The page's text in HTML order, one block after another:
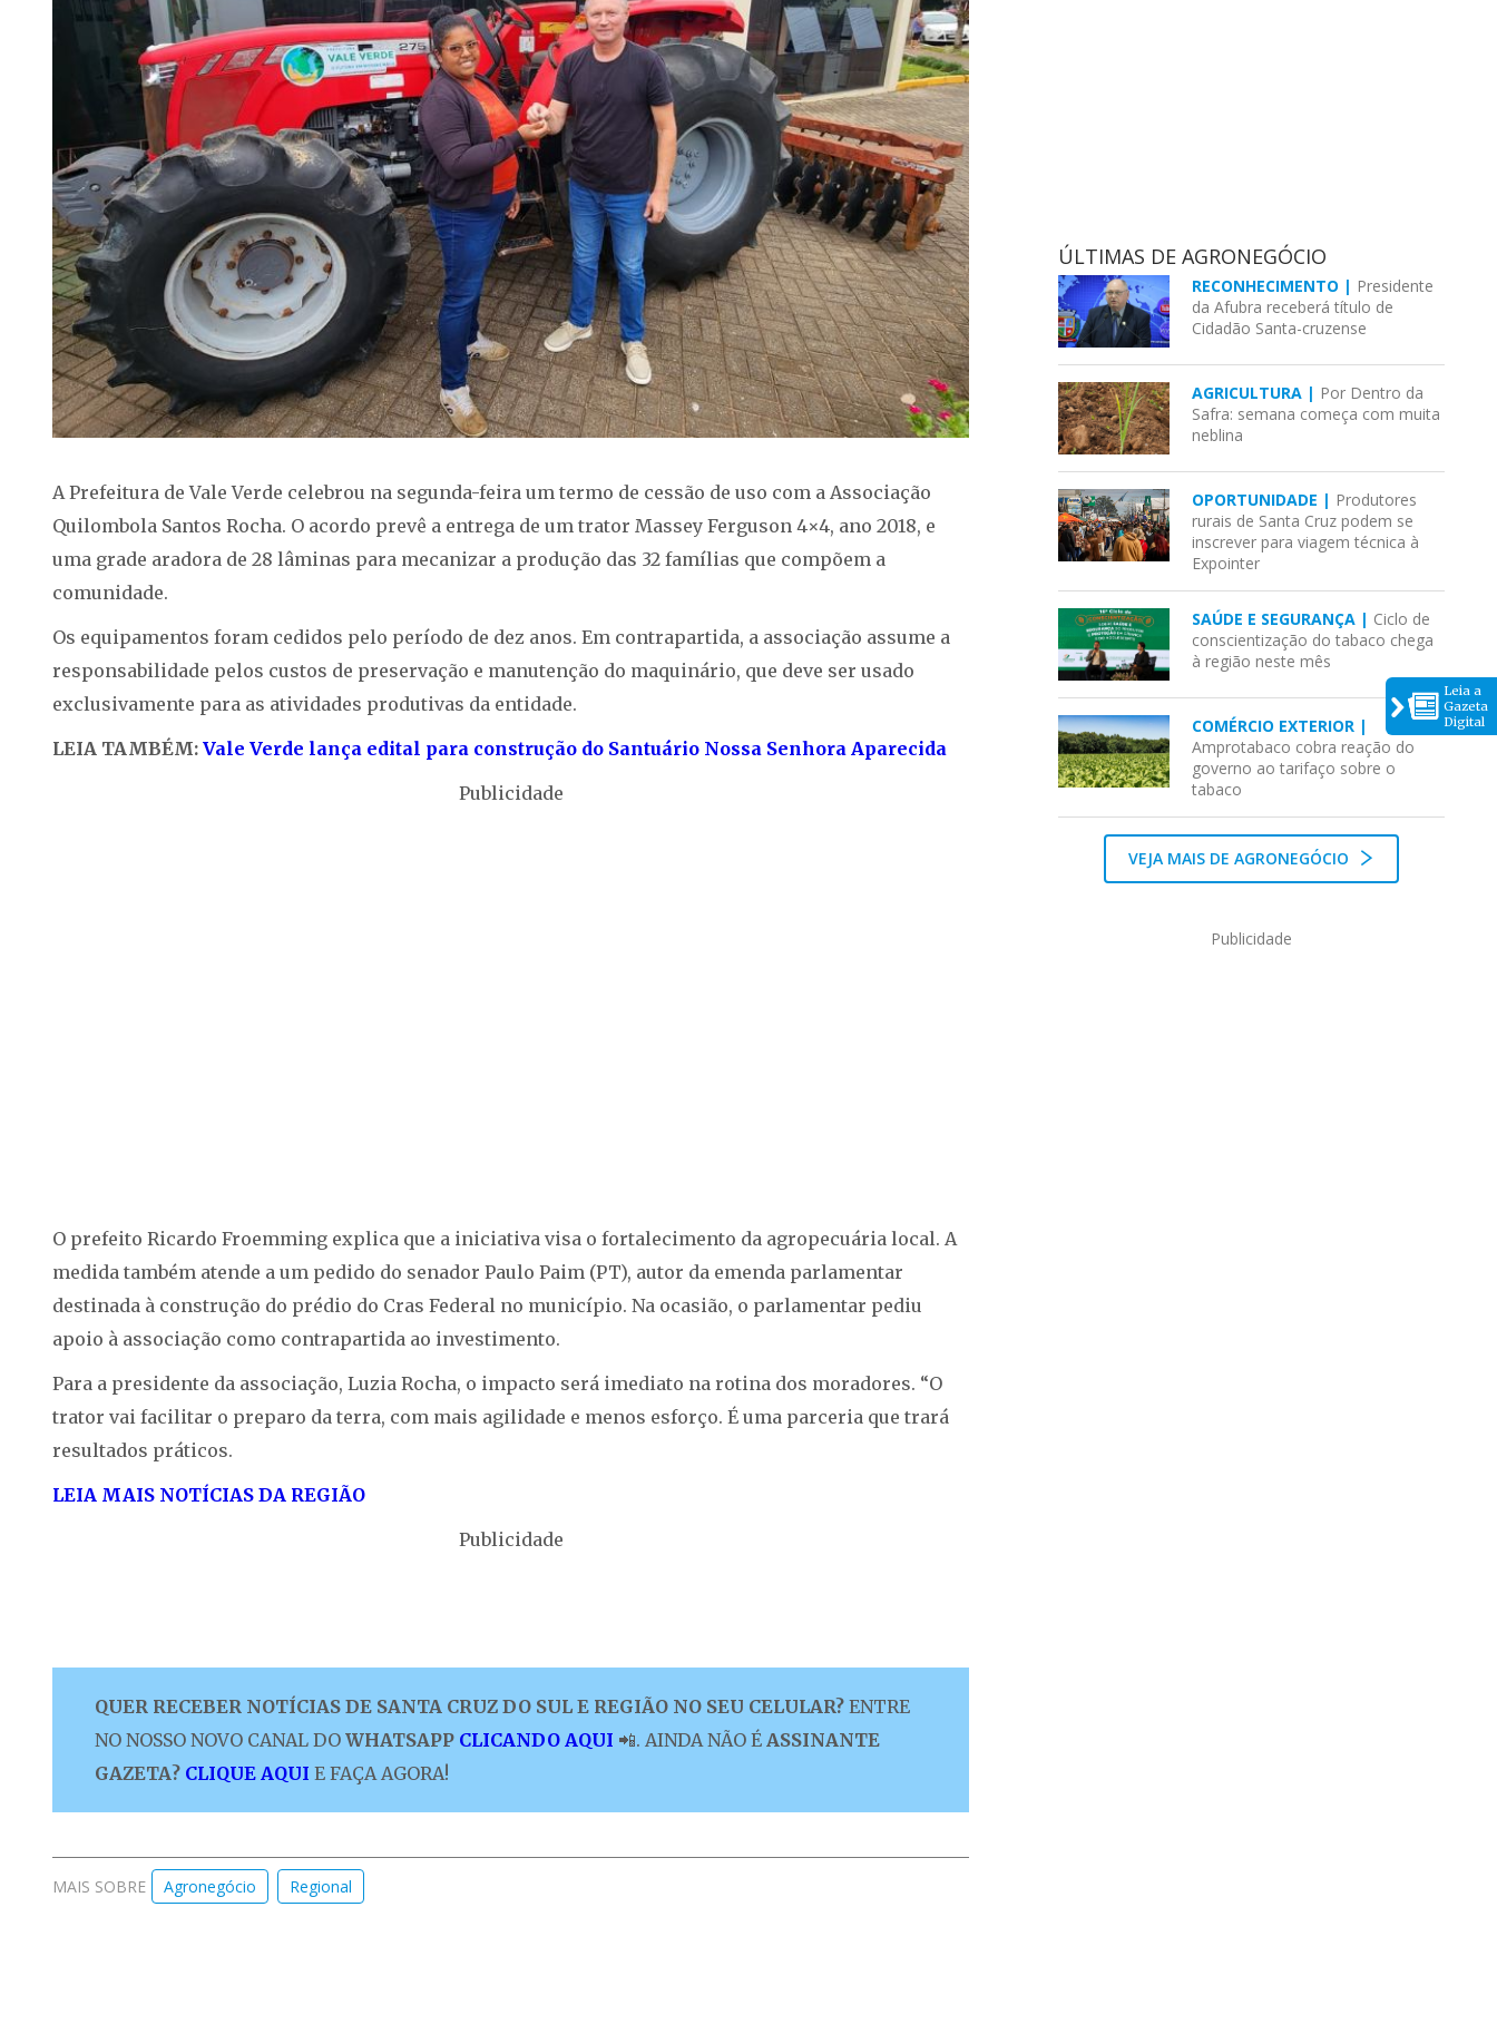
Leia a
Gazeta
Digital
A Prefeitura de Vale Verde celebrou na segunda-feira um termo de cessão de uso com a Associação
Quilombola Santos Rocha. O acordo prevê a entrega de um trator Massey Ferguson 4×4, ano 2018, e
uma grade aradora de 28 lâminas para mecanizar a produção das 32 famílias que compõem a
comunidade.
Os equipamentos foram cedidos pelo período de dez anos. Em contrapartida, a associação assume a
responsabilidade pelos custos de preservação e manutenção do maquinário, que deve ser usado
exclusivamente para as atividades produtivas da entidade.
LEIA TAMBÉM: Vale Verde lança edital para construção do Santuário Nossa Senhora Aparecida
Publicidade
O prefeito Ricardo Froemming explica que a iniciativa visa o fortalecimento da agropecuária local. A
medida também atende a um pedido do senador Paulo Paim (PT), autor da emenda parlamentar
destinada à construção do prédio do Cras Federal no município. Na ocasião, o parlamentar pediu
apoio à associação como contrapartida ao investimento.
Para a presidente da associação, Luzia Rocha, o impacto será imediato na rotina dos moradores. “O
trator vai facilitar o preparo da terra, com mais agilidade e menos esforço. É uma parceria que trará
resultados práticos.
LEIA MAIS NOTÍCIAS DA REGIÃO
Publicidade
QUER RECEBER NOTÍCIAS DE SANTA CRUZ DO SUL E REGIÃO NO SEU CELULAR? ENTRE
NO NOSSO NOVO CANAL DO WHATSAPP CLICANDO AQUI 📲. AINDA NÃO É ASSINANTE
GAZETA? CLIQUE AQUI E FAÇA AGORA!
MAIS SOBRE Agronegócio Regional
ÚLTIMAS DE AGRONEGÓCIO
RECONHECIMENTO | Presidente
da Afubra receberá título de
Cidadão Santa-cruzense
AGRICULTURA | Por Dentro da
Safra: semana começa com muita
neblina
OPORTUNIDADE | Produtores
rurais de Santa Cruz podem se
inscrever para viagem técnica à
Expointer
SAÚDE E SEGURANÇA | Ciclo de
conscientização do tabaco chega
à região neste mês
COMÉRCIO EXTERIOR |
Amprotabaco cobra reação do
governo ao tarifaço sobre o
tabaco
VEJA MAIS DE AGRONEGÓCIO
Publicidade